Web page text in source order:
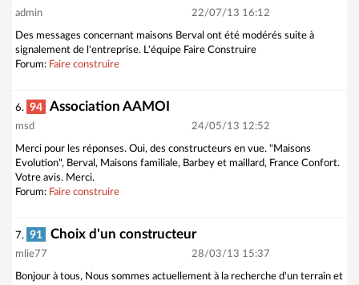
admin 22/07/13 16:12
Des messages concernant maisons Berval ont été modérés suite à
signalement de l'entreprise. L'équipe Faire Construire
Forum: Faire construire
6. 94 Association AAMOI
msd 24/05/13 12:52
Merci pour les réponses. Oui, des constructeurs en vue. "Maisons
Evolution", Berval, Maisons familiale, Barbey et maillard, France Confort.
Votre avis. Merci.
Forum: Faire construire
7. 91 Choix d'un constructeur
mlie77 28/03/13 15:37
Bonjour à tous, Nous sommes actuellement à la recherche d'un terrain et